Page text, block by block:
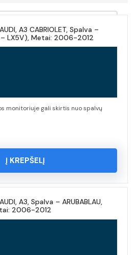
A3 CABRIOLET, Spalva –
– LX5V), Metai: 2006-2012
monitoriuje gali skirtis nuo spalvų
Į KREPŠELĮ
A3, Spalva – ARUBABLAU,
2006-2012